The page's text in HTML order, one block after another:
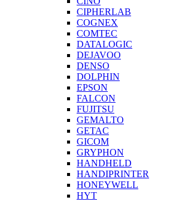
CIPHERLAB
COGNEX
COMTEC
DATALOGIC
DEJAVOO
DENSO
DOLPHIN
EPSON
FALCON
FUJITSU
GEMALTO
GETAC
GICOM
GRYPHON
HANDHELD
HANDIPRINTER
HONEYWELL
HYT